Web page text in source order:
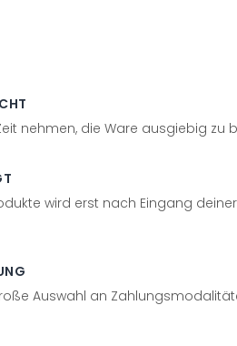
nehmen, die Ware ausgiebig zu
wird erst nach Eingang
Auswahl an